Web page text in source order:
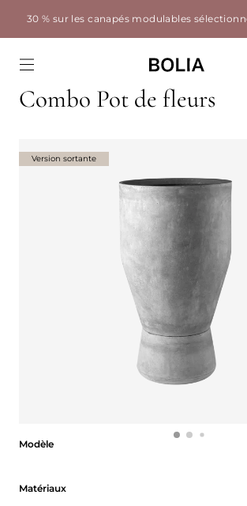
30 % sur les canapés modulables
Combo Pot de fleurs
Modèle
Matériaux
Version sortante